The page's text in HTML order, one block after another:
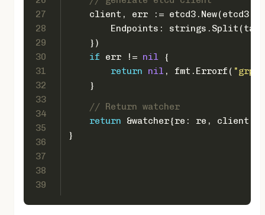
27
28
29
30
31
32
33
34
35
36
37
38
39
client, err :=
Endpoints:
    })
if err != nil {
return
nil , fmt.Errorf(
    }
// Return watcher
return &watcher{re: re,
}